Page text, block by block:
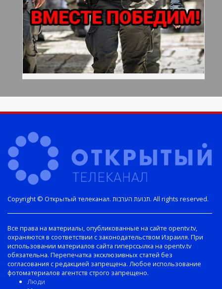
Copyright © Открытый телеканал. תנועת הערבות. All rights reserved.
Все права на материалы, опубликованные на сайте opentv.tv,
охраняются в соответствии с законодательством Израиля. При
использовании материалов сайта гиперссылка на opentv.tv
обязательна. Перепечатка эксклюзивных статей без
согласования с редакцией запрещена. Любое использование
фотоматериалов агентств строго запрещено.
Люди